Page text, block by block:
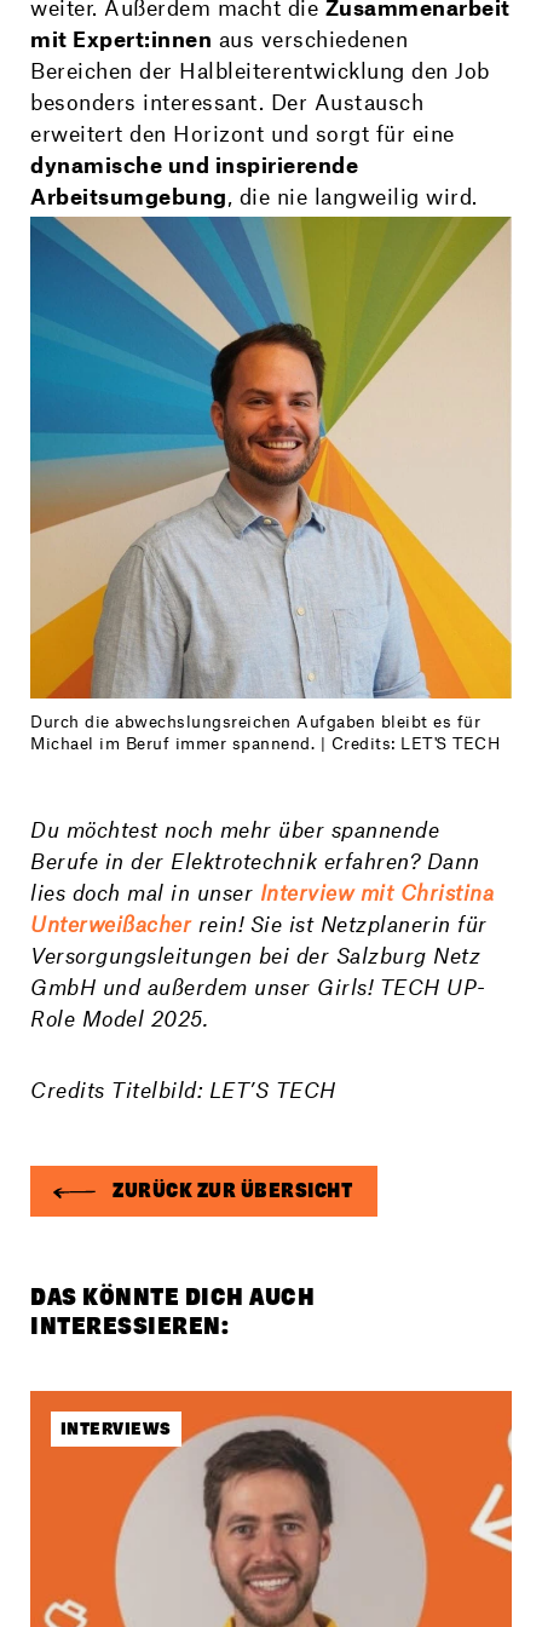
weiter. Außerdem macht die Zusammenarbeit
mit Expert:innen aus verschiedenen
Bereichen der Halbleiterentwicklung den Job
besonders interessant. Der Austausch
erweitert den Horizont und sorgt für eine
dynamische und inspirierende
Arbeitsumgebung, die nie langweilig wird.
Durch die abwechslungsreichen Aufgaben bleibt es für
Michael im Beruf immer spannend. | Credits: LET'S TECH
Du möchtest noch mehr über spannende
Berufe in der Elektrotechnik erfahren? Dann
lies doch mal in unser Interview mit Christina
Unterweißacherrein! Sie ist Netzplanerin für
Versorgungsleitungen bei der Salzburg Netz
GmbH und außerdem unser Girls! TECH UP-
Role Model 2025.
Credits Titelbild: LET’S TECH
ZURÜCK ZUR ÜBERSICHT
DAS KÖNNTE DICH AUCH
INTERESSIEREN:
INTERVIEWS